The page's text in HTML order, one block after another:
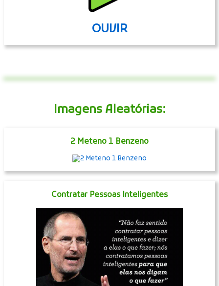
OUVIR
Imagens Aleatórias:
2 Meteno 1 Benzeno
Contratar Pessoas Inteligentes